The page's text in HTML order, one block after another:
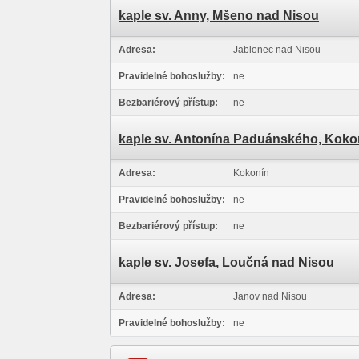
kaple sv. Anny, Mšeno nad Nisou
Adresa: Jablonec nad Nisou
Pravidelné bohoslužby: ne
Bezbariérový přístup: ne
kaple sv. Antonína Paduánského,
Adresa: Kokonín
Pravidelné bohoslužby: ne
Bezbariérový přístup: ne
kaple sv. Josefa, Loučná nad Nisou
Adresa: Janov nad Nisou
Pravidelné bohoslužby: ne